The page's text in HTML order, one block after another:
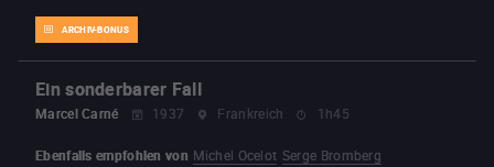
ARCHIV-BONUS
Ein sonderbarer Fall
Marcel Carné 1937 Frankreich 1h45
Ebenfalls empfohlen von Michel Ocelot Serge Bromberg